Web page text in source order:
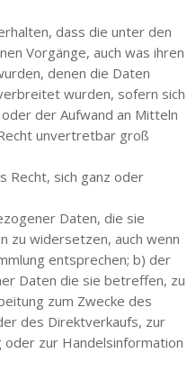
dass die unter den
Vorgänge, auch was ihren
denen die Daten
wurden, sofern sich
der Aufwand an Mitteln
unvertretbar groß
Recht, sich ganz oder
Daten, die sie
zu widersetzen, auch wenn
entsprechen; b) der
Daten die sie betreffen, zu
zum Zwecke des
des Direktverkaufs, zur
zur Handelsinformation